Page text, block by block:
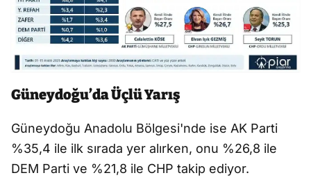
Güneydoğu’da Üçlü Yarış
Güneydoğu Anadolu Bölgesi'nde ise AK Parti
%35,4 ile ilk sırada yer alırken, onu %26,8 ile
DEM Parti ve %21,8 ile CHP takip ediyor.